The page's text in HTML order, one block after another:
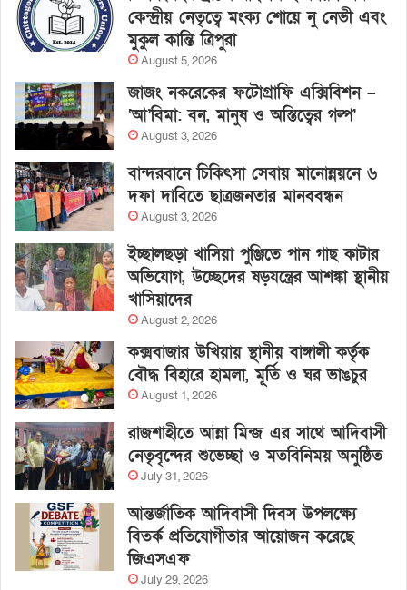
কেন্দ্রীয় নেতৃত্বে মংক্য শোয়ে নু নেভী এবং
মুকুল কান্তি ত্রিপুরা
August 5, 2026
জাজং নকরেকের ফটোগ্রাফি এক্সিবিশন –
‘আ’বিমা: বন, মানুষ ও অস্তিত্বের গল্প’
August 3, 2026
বান্দরবানে চিকিৎসা সেবায় মানোন্নয়নে ৬
দফা দাবিতে ছাত্রজনতার মানববন্ধন
August 3, 2026
ইচ্ছালছড়া খাসিয়া পুঞ্জিতে পান গাছ কাটার
অভিযোগ, উচ্ছেদের ষড়যন্ত্রের আশঙ্কা স্থানীয়
খাসিয়াদের
August 2, 2026
কক্সবাজার উখিয়ায় স্থানীয় বাঙ্গালী কর্তৃক
বৌদ্ধ বিহারে হামলা, মূর্তি ও ঘর ভাঙচুর
August 1, 2026
রাজশাহীতে আন্না মিন্জ এর সাথে আদিবাসী
নেতৃবৃন্দের শুভেচ্ছা ও মতবিনিময় অনুষ্ঠিত
July 31, 2026
আন্তর্জাতিক আদিবাসী দিবস উপলক্ষ্যে
বিতর্ক প্রতিযোগীতার আয়োজন করেছে
জিএসএফ
July 29, 2026